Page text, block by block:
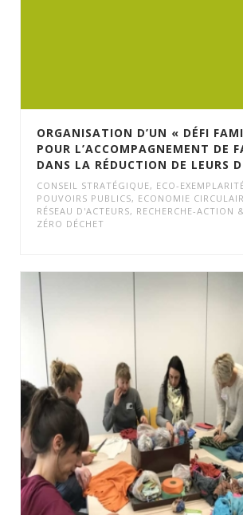
ORGANISATION D’UN « DÉFI
POUR L’ACCOMPAGNEMENT DE
DANS LA RÉDUCTION DE LEURS
CONSEIL STRATÉGIQUE, ECO-
POUVOIRS PUBLICS, ECONOMIE
RÉSEAU D'ACTEURS, RECHERCHE-ACTION
ZÉRO DÉCHET